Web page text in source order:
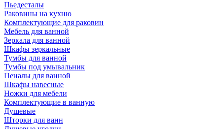
Пьедесталы
Раковины на кухню
Комплектующие для раковин
Мебель для ванной
Зеркала для ванной
Шкафы зеркальные
Тумбы для ванной
Тумбы под умывальник
Пеналы для ванной
Шкафы навесные
Ножки для мебели
Комплектующие в ванную
Душевые
Шторки для ванн